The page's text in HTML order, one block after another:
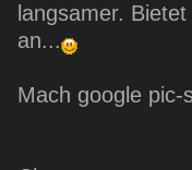
langsamer.
an...
Mach google